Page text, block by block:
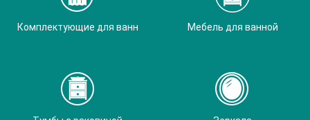
Комплектующие для ванн Мебель для ванной